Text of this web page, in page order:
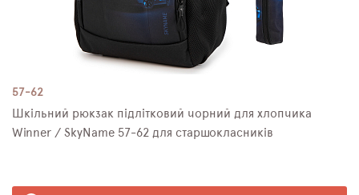
57-62
Шкільний рюкзак підлітковий чорний для хлопчика
Winner / SkyName 57-62 для старшокласників